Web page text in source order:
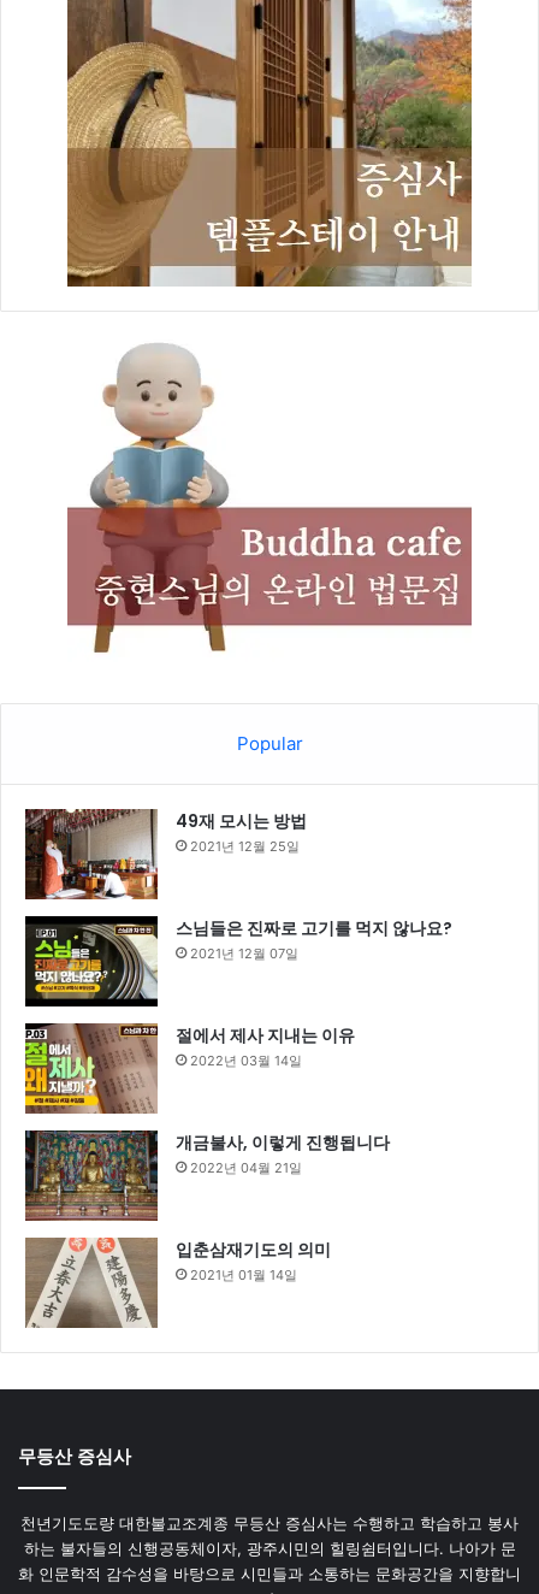
Popular
49재 모시는 방법
2021년 12월 25일
스님들은 진짜로 고기를 먹지 않나요?
2021년 12월 07일
절에서 제사 지내는 이유
2022년 03월 14일
개금불사, 이렇게 진행됩니다
2022년 04월 21일
입춘삼재기도의 의미
2021년 01월 14일
무등산 증심사
천년기도도량 대한불교조계종 무등산 증심사는 수행하고 학습하고 봉사
하는 불자들의 신행공동체이자, 광주시민의 힐링쉼터입니다. 나아가 문
화 인문학적 감수성을 바탕으로 시민들과 소통하는 문화공간을 지향합니